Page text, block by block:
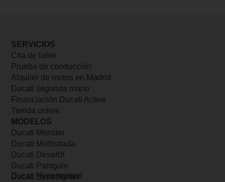
SERVICIOS
Cita de taller
Prueba de conducción
Alquiler de motos en Madrid
Ducati segunda mano
Financiación Ducati Active
Tienda online
MODELOS
Ducati Monster
Ducati Multistrada
Ducati DesertX
Ducati Panigale
Ducati Streetfighter
Ducati Hypermotard